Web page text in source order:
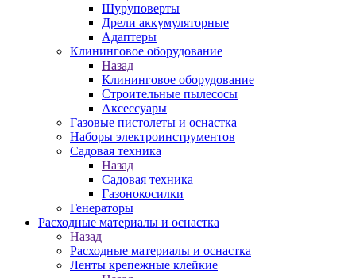
Шуруповерты
Дрели аккумуляторные
Адаптеры
Клининговое оборудование
Назад
Клининговое оборудование
Строительные пылесосы
Аксессуары
Газовые пистолеты и оснастка
Наборы электроинструментов
Садовая техника
Назад
Садовая техника
Газонокосилки
Генераторы
Расходные материалы и оснастка
Назад
Расходные материалы и оснастка
Ленты крепежные клейкие